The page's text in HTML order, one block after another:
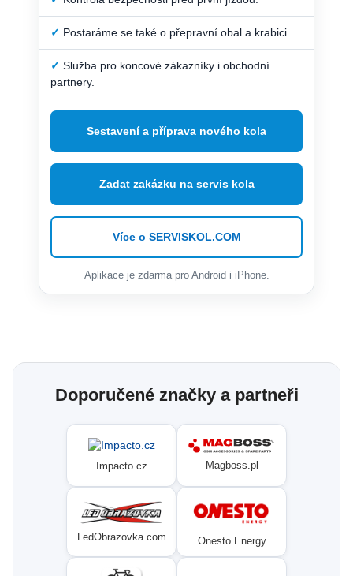
✓ Postaráme se také o přepravní obal a krabici.
✓ Služba pro koncové zákazníky i obchodní
partnery.
Sestavení a příprava nového kola
Zadat zakázku na servis kola
Více o SERVISKOL.COM
Aplikace je zdarma pro Android i iPhone.
Doporučené značky a partneři
Impacto.cz Magboss.pl
LedObrazovka.com Onesto Energy